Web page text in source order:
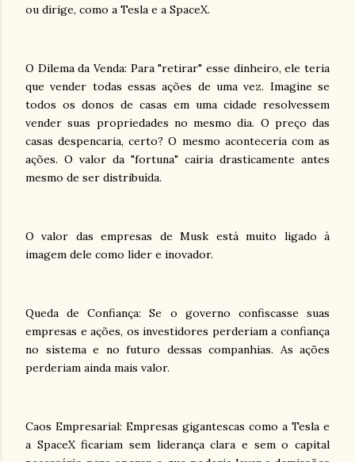
ou dirige, como a Tesla e a SpaceX.
O Dilema da Venda: Para "retirar" esse dinheiro, ele teria
que vender todas essas ações de uma vez. Imagine se
todos os donos de casas em uma cidade resolvessem
vender suas propriedades no mesmo dia. O preço das
casas despencaria, certo? O mesmo aconteceria com as
ações. O valor da "fortuna" cairia drasticamente antes
mesmo de ser distribuída.
O valor das empresas de Musk está muito ligado à
imagem dele como líder e inovador.
Queda de Confiança: Se o governo confiscasse suas
empresas e ações, os investidores perderiam a confiança
no sistema e no futuro dessas companhias. As ações
perderiam ainda mais valor.
Caos Empresarial: Empresas gigantescas como a Tesla e
a SpaceX ficariam sem liderança clara e sem o capital